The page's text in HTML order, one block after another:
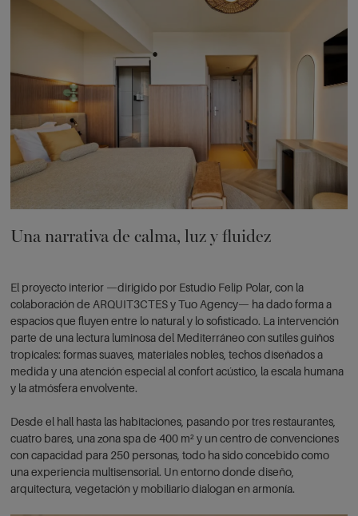
Una narrativa de calma, luz y fluidez
El proyecto interior —dirigido por Estudio Felip Polar, con la
colaboración de ARQUIT3CTES y Tuo Agency— ha dado forma a
espacios que fluyen entre lo natural y lo sofisticado. La intervención
parte de una lectura luminosa del Mediterráneo con sutiles guiños
tropicales: formas suaves, materiales nobles, techos diseñados a
medida y una atención especial al confort acústico, la escala humana
y la atmósfera envolvente.
Desde el hall hasta las habitaciones, pasando por tres restaurantes,
cuatro bares, una zona spa de 400 m² y un centro de convenciones
con capacidad para 250 personas, todo ha sido concebido como
una experiencia multisensorial. Un entorno donde diseño,
arquitectura, vegetación y mobiliario dialogan en armonía.